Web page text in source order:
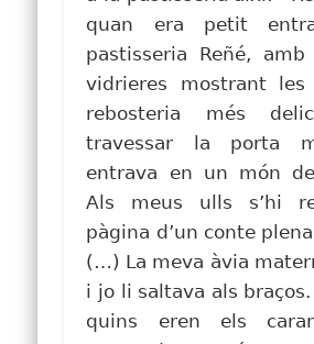
quan era petit
pastisseria Reñé, amb
vidrieres mostrant les
rebosteria més
travessar la porta
entrava en un món
Als meus ulls s’hi
pàgina d’un conte
(…) La meva àvia
i jo li saltava als
quins eren els